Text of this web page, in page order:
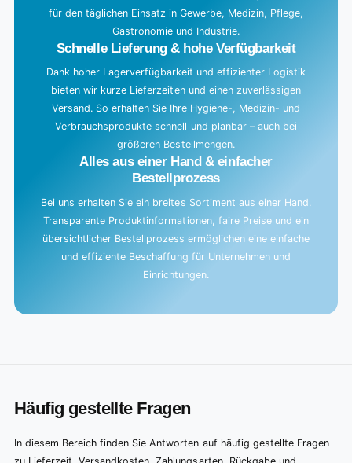
für den täglichen Einsatz in Gewerbe, Medizin, Pflege,
Gastronomie und Industrie.
Schnelle Lieferung & hohe Verfügbarkeit
Dank hoher Lagerverfügbarkeit und effizienter Logistik
bieten wir kurze Lieferzeiten und einen zuverlässigen
Versand. So erhalten Sie Ihre Hygiene-, Medizin- und
Verbrauchsprodukte schnell und planbar – auch bei
größeren Bestellmengen.
Alles aus einer Hand & einfacher
Bestellprozess
Bei uns erhalten Sie ein breites Sortiment aus einer Hand.
Transparente Produktinformationen, faire Preise und ein
übersichtlicher Bestellprozess ermöglichen eine einfache
und effiziente Beschaffung für Unternehmen und
Einrichtungen.
Häufig gestellte Fragen
In diesem Bereich finden Sie Antworten auf häufig gestellte Fragen
zu Lieferzeit, Versandkosten, Zahlungsarten, Rückgabe und